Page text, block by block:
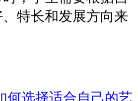
特长和发展方向来
何选择适合自己的艺